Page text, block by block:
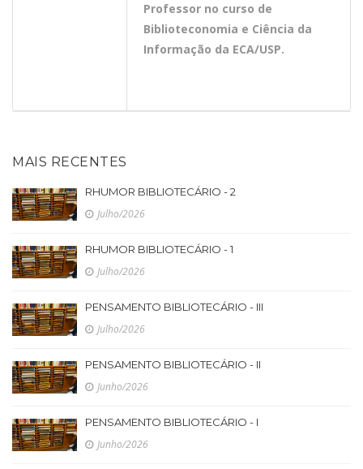
Professor no curso de
Biblioteconomia e Ciência da
Informação da ECA/USP.
MAIS RECENTES
RHUMOR BIBLIOTECÁRIO - 2
Julho/2026
RHUMOR BIBLIOTECÁRIO - 1
Julho/2026
PENSAMENTO BIBLIOTECÁRIO - III
Julho/2026
PENSAMENTO BIBLIOTECÁRIO - II
Junho/2026
PENSAMENTO BIBLIOTECÁRIO - I
Junho/2026